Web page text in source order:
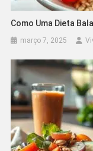
Como Uma Dieta
março 7, 2025